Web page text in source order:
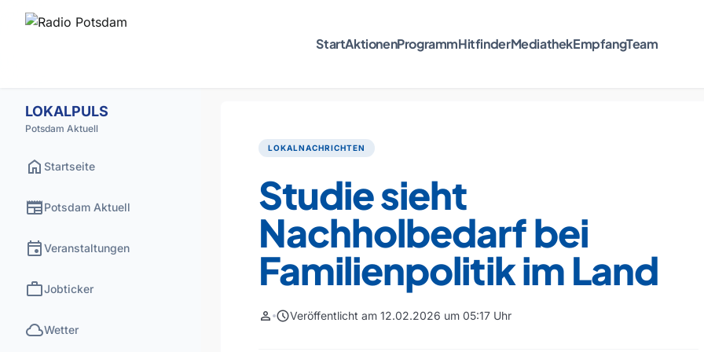
StartAktionenProgrammHitfinderMediathekEmpfangTeam
LOKALPULS
Potsdam Aktuell
home Startseite
newspaperPotsdam Aktuell
eventVeranstaltungen
workJobticker
cloudWetter
LOKALNACHRICHTEN
Studie sieht
Nachholbedarf bei
Familienpolitik im Land
person scheduleVeröffentlicht am 12.02.2026 um 05:17 Uhr